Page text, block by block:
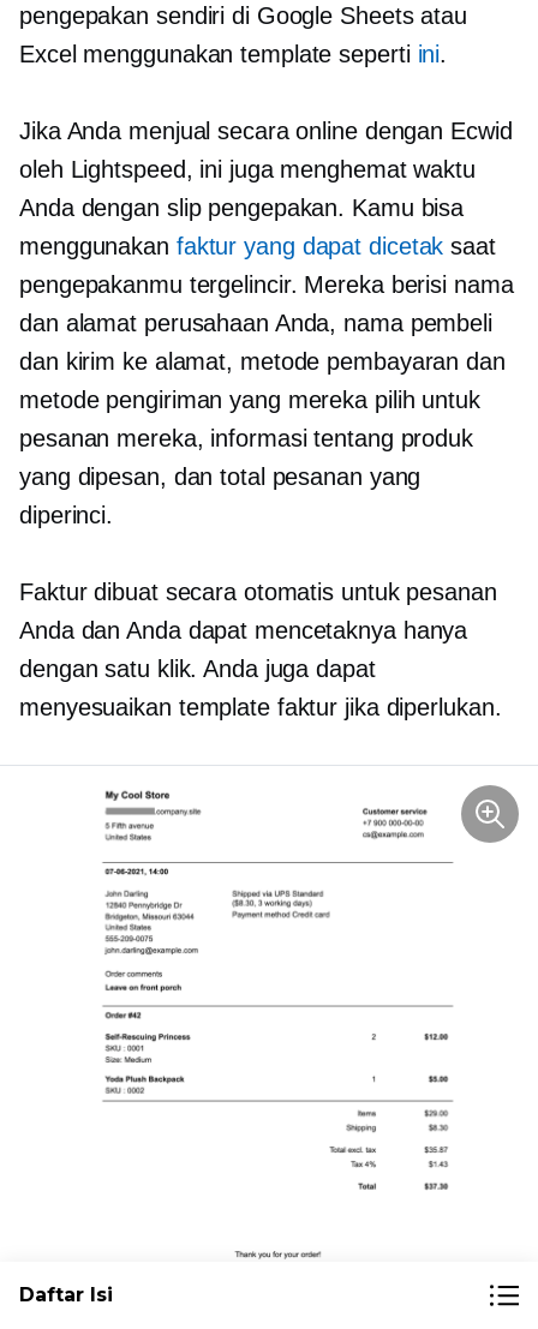
pengepakan sendiri di Google Sheets atau
Excel menggunakan template seperti ini.
Jika Anda menjual secara online dengan Ecwid
oleh Lightspeed, ini juga menghemat waktu
Anda dengan slip pengepakan. Kamu bisa
menggunakan faktur yang dapat dicetak saat
pengepakanmu tergelincir. Mereka berisi nama
dan alamat perusahaan Anda, nama pembeli
dan kirim kealamat, metode pembayaran dan
metode pengiriman yang mereka pilih untuk
pesanan mereka, informasi tentang produk
yang dipesan, dan total pesanan yang
diperinci.
Faktur dibuat secara otomatis untuk pesanan
Anda dan Anda dapat mencetaknya hanya
dengan satu klik. Anda juga dapat
menyesuaikan template faktur jika diperlukan.
Daftar Isi